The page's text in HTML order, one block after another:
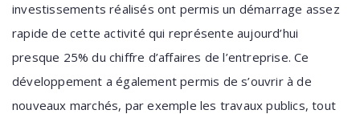
investissements réalisés ont permis un démarrage assez
rapide de cette activité qui représente aujourd’hui
presque 25% du chiffre d’affaires de l’entreprise. Ce
développement a également permis de s’ouvrir à de
nouveaux marchés, par exemple les travaux publics, tout